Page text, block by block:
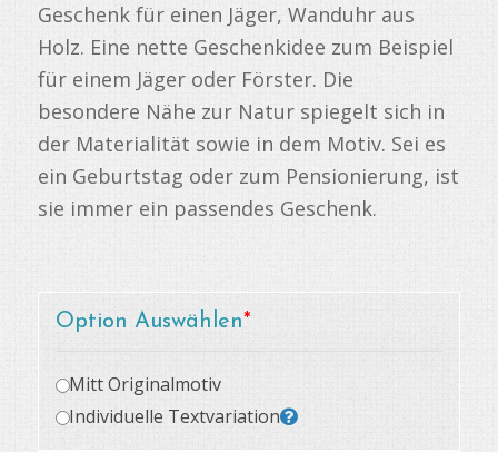
Geschenk für einen Jäger, Wanduhr aus
Holz. Eine nette Geschenkidee zum Beispiel
für einem Jäger oder Förster. Die
besondere Nähe zur Natur spiegelt sich in
der Materialität sowie in dem Motiv. Sei es
ein Geburtstag oder zum Pensionierung, ist
sie immer ein passendes Geschenk.
*
Option Auswählen
Mitt Originalmotiv
Individuelle Textvariation